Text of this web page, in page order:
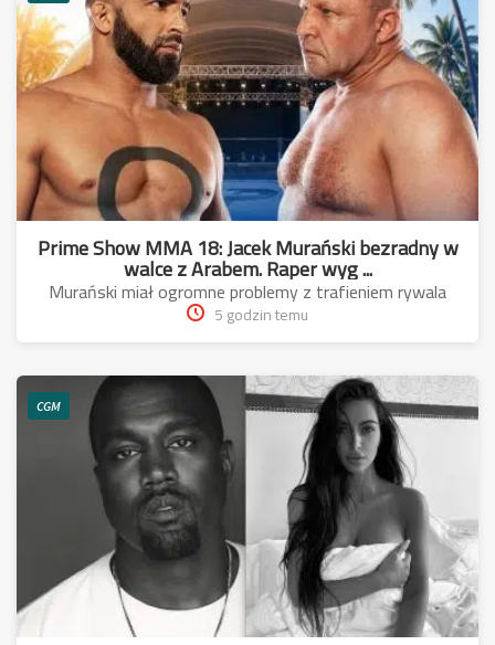
Prime Show MMA 18: Jacek Murański bezradny w
walce z Arabem. Raper wyg ...
Murański miał ogromne problemy z trafieniem rywala
5 godzin temu
CGM